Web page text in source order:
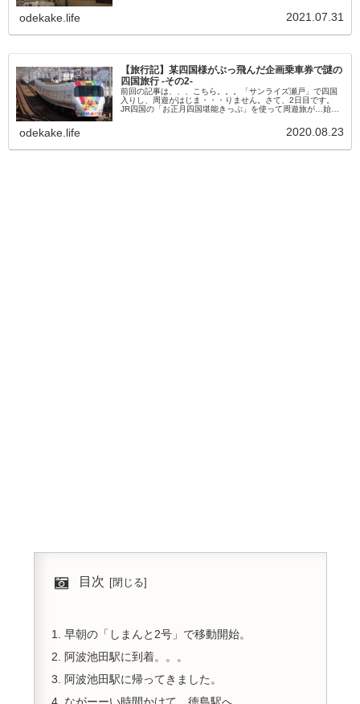
odekake.life 2021.07.31
【旅行記】某四国様がぶっ飛んだ企画乗車券で謎の
四国旅行 -その2-
前回の記事は、、、こちら。。。「サンライズ瀬戸」で四国
入りし、周遊がはじま・・・りません。さて、2日目です。
JR四国の「お正月四国堪能きっぷ」を使って周遊旅が…始ま
odekake.life 2020.08.23
目次
早朝の「しまんと2号」で移動開始。
阿波池田駅に到着。。。
阿波池田駅に帰ってきました。
ながーーい時間かけて、徳島駅へ